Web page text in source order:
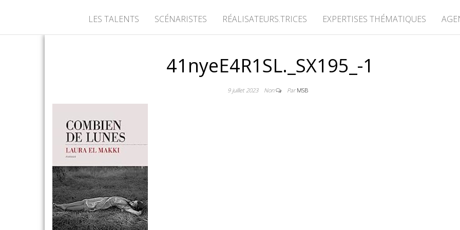
LES TALENTS SCÉNARISTES RÉALISATEURS.TRICES EXPERTISES THÉMATIQUES
41nyeE4R1SL._SX195_-1
9 juillet 2023 Non ParMSB